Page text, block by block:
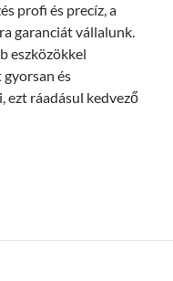
profi és precíz, a
garanciát vállalunk.
eszközökkel
és
ezt ráadásul kedvező
áron